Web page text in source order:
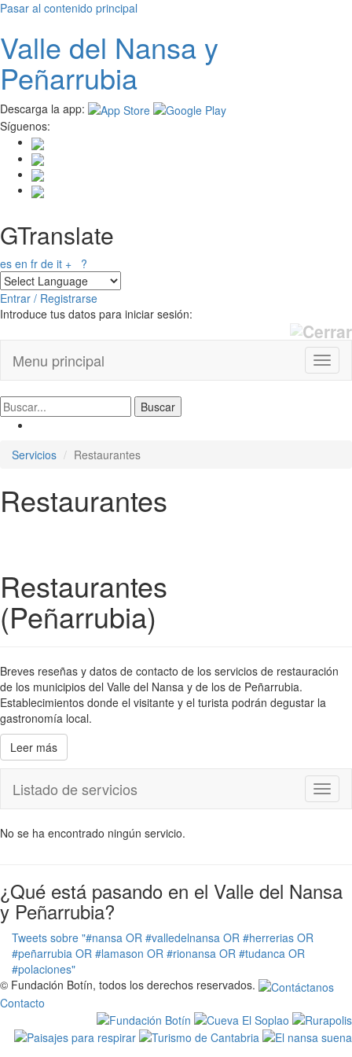
Pasar al contenido principal
Valle del Nansay
Peñarrubia
Descarga la app:
Síguenos:
GTranslate
es en fr de it + ?
Entrar / Registrarse
Introduce tus datos para iniciar sesión:
Menu principal
Servicios Restaurantes
Restaurantes
Restaurantes
(Peñarrubia)
Breves reseñas y datos de contacto de los servicios de restauración
de los municipios del Valle del Nansa y de los de Peñarrubia.
Establecimientos donde el visitante y el turista podrán degustar la
gastronomía local.
Leer más
Listado de servicios
No se ha encontrado ningún servicio.
¿Qué está pasando en el Valle del Nansa
y Peñarrubia?
Tweets sobre "#nansa OR #valledelnansa OR #herrerias OR
#peñarrubia OR #lamason OR #rionansa OR #tudanca OR
#polaciones"
© Fundación Botín, todos los derechos reservados.
Contacto